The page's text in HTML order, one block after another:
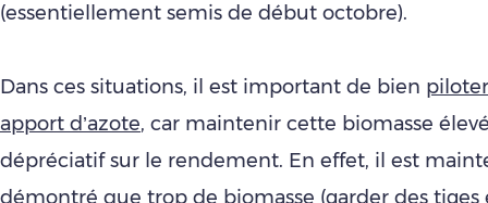
(essentiellement semis de début octobre).
Dans ces situations, il est important de bien
apport d’azote, car maintenir cette biomasse
dépréciatif sur le rendement. En effet, il est
démontré que trop de biomasse (garder des tiges